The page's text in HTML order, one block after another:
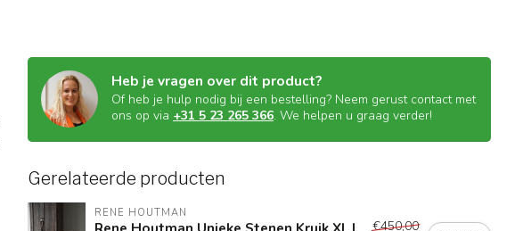
Heb je vragen over dit product?
Of heb je hulp nodig bij een bestelling? Neem gerust contact met
ons op via +31 5 23 265 366. We helpen u graag verder!
Gerelateerde producten
RENE HOUTMAN
€450,00